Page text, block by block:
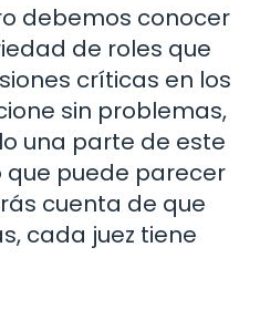
debemos conocer
de roles que
críticas en los
sin problemas,
una parte de este
que puede parecer
cuenta de que
cada juez tiene